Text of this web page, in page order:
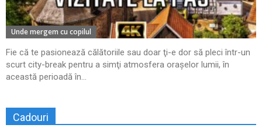
Unde mergem cu copilul
Fie că te pasionează călătoriile sau doar ţi-e dor să pleci într-un
scurt city-break pentru a simţi atmosfera oraşelor lumii, în
această perioadă în...
Cadouri